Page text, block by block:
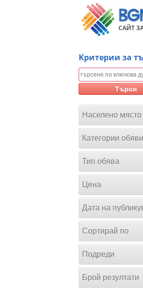
САЙТ
Kритерии за
Търси
Населено място
Категории обяви
Тип обява
Цена
Дата на
Сортирай по
Подреди
Брой резултати